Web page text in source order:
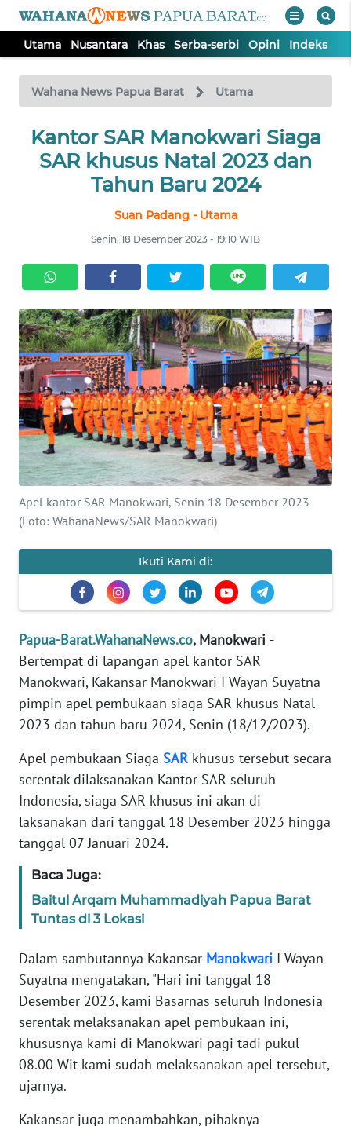
Utama Nusantara Khas Serba-serbi Opini Indeks
Wahana News Papua Barat Utama
Kantor SAR Manokwari Siaga
SAR khusus Natal 2023 dan
Tahun Baru 2024
Suan Padang - Utama
Senin, 18 Desember 2023 - 19:10 WIB
Apel kantor SAR Manokwari, Senin 18 Desember 2023
(Foto: WahanaNews/SAR Manokwari)
Ikuti Kami di:
Papua-Barat.WahanaNews.co, Manokwari -
Bertempat di lapangan apel kantor SAR
Manokwari, Kakansar Manokwari I Wayan Suyatna
pimpin apel pembukaan siaga SAR khusus Natal
2023 dan tahun baru 2024, Senin (18/12/2023).
Apel pembukaan Siaga SAR khusus tersebut secara
serentak dilaksanakan Kantor SAR seluruh
Indonesia, siaga SAR khusus ini akan di
laksanakan dari tanggal 18 Desember 2023 hingga
tanggal 07 Januari 2024.
Baca Juga:
Baitul Arqam Muhammadiyah Papua Barat
Tuntas di 3 Lokasi
Dalam sambutannya Kakansar Manokwari I Wayan
Suyatna mengatakan, "Hari ini tanggal 18
Desember 2023, kami Basarnas seluruh Indonesia
serentak melaksanakan apel pembukaan ini,
khususnya kami di Manokwari pagi tadi pukul
08.00 Wit kami sudah melaksanakan apel tersebut,
ujarnya.
Kakansar juga menambahkan, pihaknya
TV
Tutup
UTAMA
SERBA-
SERBI
OPINI
Informasi
INDEKS
BERITA
KONTAK
KAMI
INFO
TENTANG
PEDOMAN
MEDIA
SIBER
REDAKSI
KARIR
DISCLAIMER
Wahana
News
Regional
WN
SUMUT
WN
JAKARTA
WN
JABAR
WN
BANTEN